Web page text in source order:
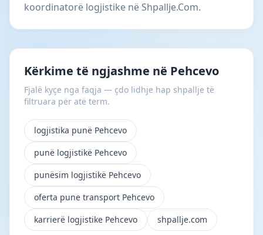
koordinatorë logjistike në Shpallje.Com.
Kërkime të ngjashme në Pehcevo
Fjalë kyçe nga faqja — çdo lidhje hap shpallje të
filtruara për atë term.
logjistika punë Pehcevo
punë logjistikë Pehcevo
punësim logjistikë Pehcevo
oferta pune transport Pehcevo
karrierë logjistike Pehcevo
shpallje.com